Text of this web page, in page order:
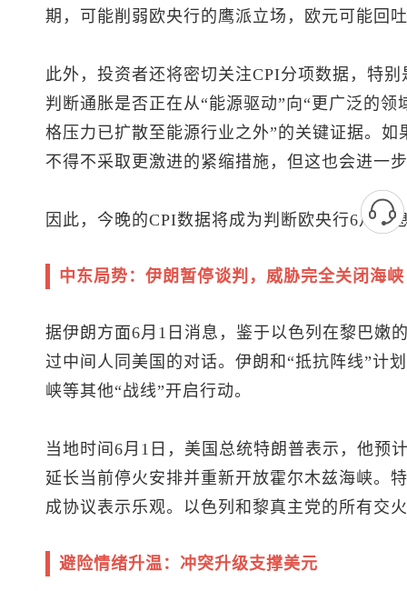
期，可能削弱欧央行的鹰派立场，欧元可能回
此外，投资者还将密切关注CPI分项数据，特
判断通胀是否正在从“能源驱动”向“更广泛的
格压力已扩散至能源行业之外”的关键证据。
不得不采取更激进的紧缩措施，但这也会进一
因此，今晚的CPI数据将成为判断欧央行6月加
中东局势：伊朗暂停谈判，威胁完全关闭海峡
据伊朗方面6月1日消息，鉴于以色列在黎巴嫩
过中间人同美国的对话。伊朗和“抵抗阵线”计
峡等其他“战线”开启行动。
当地时间6月1日，美国总统特朗普表示，他预
延长当前停火安排并重新开放霍尔木兹海峡。
成协议表示乐观。以色列和黎真主党的所有交
避险情绪升温：冲突升级支撑美元